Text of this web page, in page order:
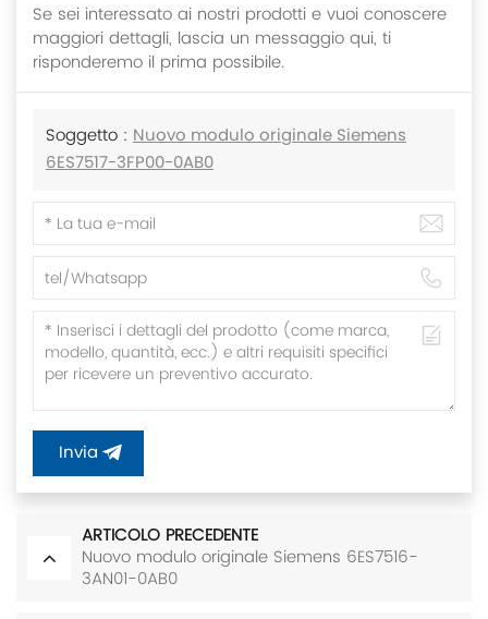
Se sei interessato ai nostri prodotti e vuoi conoscere
maggiori dettagli, lascia un messaggio qui, ti
risponderemo il prima possibile.
Soggetto : Nuovo modulo originale Siemens
6ES7517-3FP00-0AB0
Invia
ARTICOLO PRECEDENTE
Nuovo modulo originale Siemens 6ES7516-
3AN01-0AB0